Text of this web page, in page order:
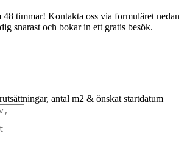
timmar! Kontakta oss via formuläret nedan
snarast och bokar in ett gratis besök.
antal m2 & önskat startdatum